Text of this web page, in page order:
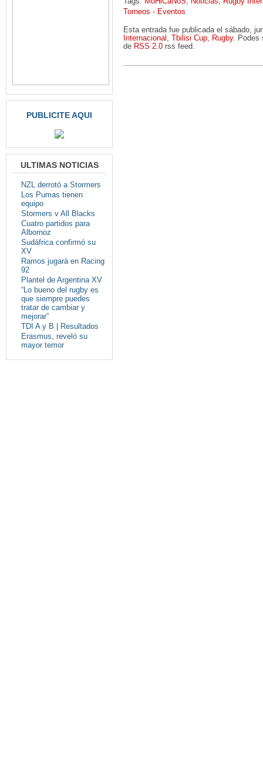
PUBLICITE AQUI
ULTIMAS NOTICIAS
NZL derrotó a Stormers
Los Pumas tienen
equipo
Stormers v All Blacks
Cuatro partidos para
Albornoz
Sudáfrica confirmó su
XV
Ramos jugará en Racing
92
Plantel de Argentina XV
“Lo bueno del rugby es
que siempre puedes
tratar de cambiar y
mejorar”
TDI A y B | Resultados
Erasmus, reveló su
mayor temor
Torneos - Eventos
Esta entrada fue publicada el sábado,
Internacional , Tbilisi Cup, Rugby. Podes
de RSS 2.0 rss feed.